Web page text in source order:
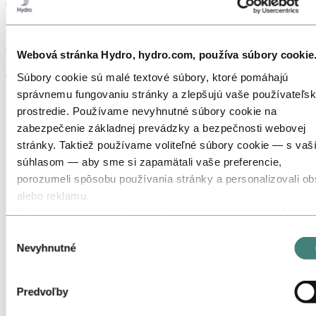
Webová stránka Hydro, hydro.com, používa súbory cookie.
Súbory cookie sú malé textové súbory, ktoré pomáhajú
správnemu fungovaniu stránky a zlepšujú vaše
prostredie. Používame nevyhnutné súbory cookie na
zabezpečenie základnej prevádzky a bezpečnosti webovej
stránky. Taktiež používame voliteľné súbory cookie — s
súhlasom — aby sme si zapamätali vaše preferencie,
porozumeli spôsobu používania stránky a personalizovali
alebo reklamu.
analytiky alebo reklamy. Tieto tretie strany môžu kombinovať
informácie zhromaždené počas vášho používania našej
s ďalšími údajmi, ktoré ste im poskytli, alebo ktoré získali
prostredníctvom vašej interakcie s ich službami. Tretia
súhlasu
Nevyhnutné
Predvoľby
cestujúcich do práce alebo pre každého, kto má rád cyklistiku.
Hliník pre širokú škálu bicyklových komponentov
bicykel. Poskytujeme pokročilé hliníkové zliatiny a presnú
technológiu lisovania pre celý rad komponentov pre priemysel
výroby bicyklov. Tieto komponenty zahŕňajú:
Kľuky:
Hliník poskytuje dobrú rovnováhu medzi pevnosťou
a ľahkosťou a pre túto aplikáciu výrobcovia bicyklov oceňujú